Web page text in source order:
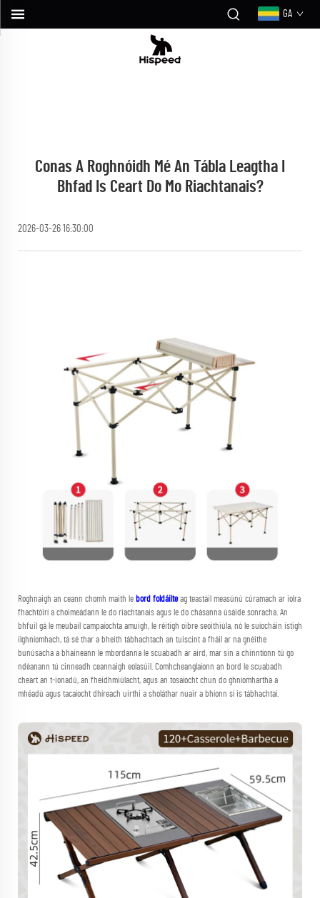
GA
Conas A Roghnóidh Mé An Tábla Leagtha I
Bhfad Is Ceart Do Mo Riachtanais?
2026-03-26 16:30:00
Roghnaigh an ceann chomh maith le bord foldáilteag teastáil measúnú cúramach ar iolra
fhachtóirí a choimeádann le do riachtanais agus le do chásanna úsáide sonracha. An
bhfuil gá le meubail campaíochta amuigh, le réitigh oibre seoithiúla, nó le suíocháin istigh
ilghníomhach, tá sé thar a bheith tábhachtach an tuiscint a fháil ar na gnéithe
bunúsacha a bhaineann le mbordanna le scuabadh ar aird, mar sin a chinntíonn tú go
ndéanann tú cinneadh ceannaigh eolasúil. Comhcheanglaíonn an bord le scuabadh
cheart an t-ionadú, an fheidhmiúlacht, agus an tosaíocht chun do ghníomhartha a
mhéadú agus tacaíocht dhíreach uirthi a sholáthar nuair a bhíonn sí is tábhachtaí.